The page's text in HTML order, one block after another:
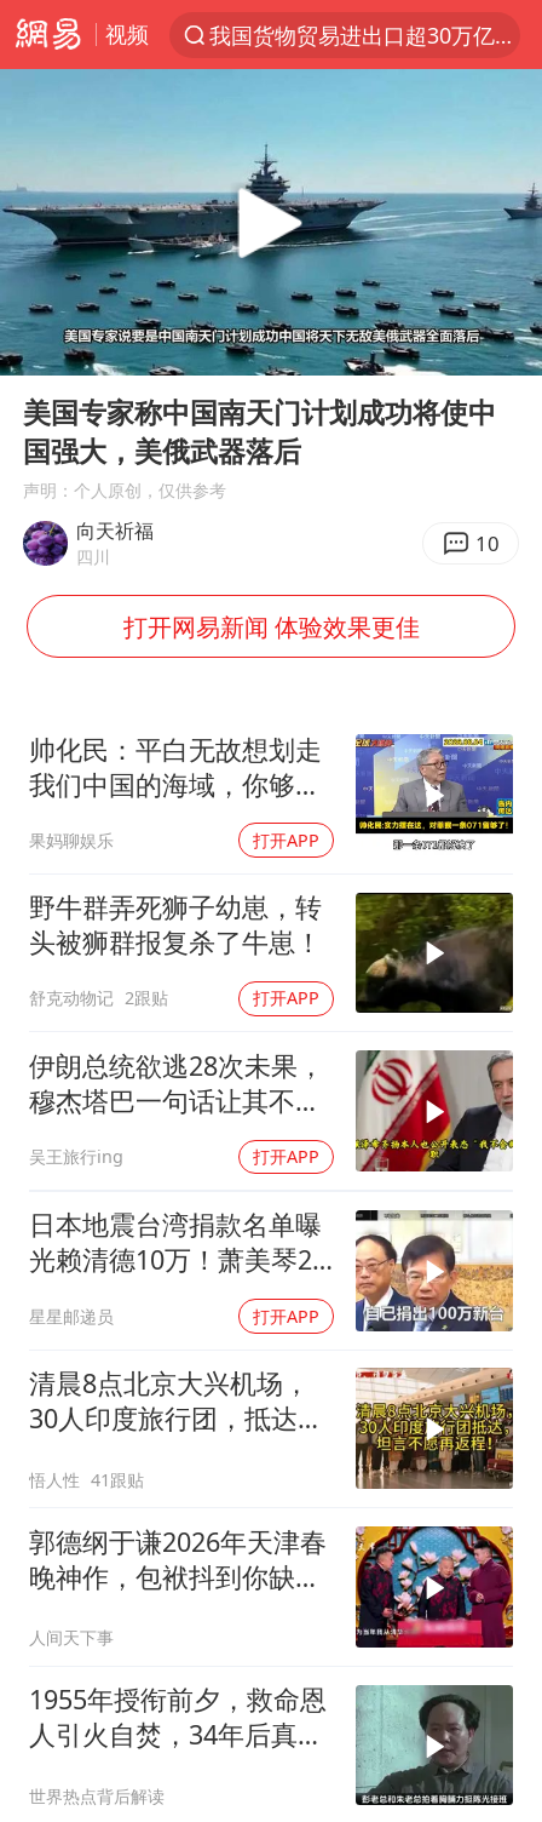
视频
我国货物贸易进出口超30万亿元
方程豹钛9新车申报
泰国枪击案凶手先杀祖父母后行凶
台风“白海豚”体型变大！环流面积接近13个浙江那么大
泰国校园枪击案死亡人数升至7人
河南回应带薪错峰休假通知引争议
国防部回应日本试射“战斧”导弹
四川宜宾市高县发生4.9级地震
“立秋的第一杯奶茶”又爆单了
中国仓储指数连续两月运行在扩张区间
陕西省委书记赶赴柞水县杏坪镇
女孩摆摊卖菌子时收到北大通知书
改名后的“青海拉面”店
东方之约 相约未来
Play
00:00 05:08
美国专家称中国南天门计划成功将使中
国强大，美俄武器落后
声明：个人原创，仅供参考
向天祈福
四川 10
打开网易新闻 体验效果更佳
帅化民：平白无故想划走
我们中国的海域，你够格
果妈聊娱乐 打开APP
野牛群弄死狮子幼崽，转
头被狮群报复杀了牛崽！
舒克动物记 2跟贴 打开APP
伊朗总统欲逃28次未果，
穆杰塔巴一句话让其不敢
吴王旅行ing 打开APP
日本地震台湾捐款名单曝
光赖清德10万！萧美琴20
星星邮递员 打开APP
清晨8点北京大兴机场，
30人印度旅行团，抵达，
悟人性 41跟贴
郭德纲于谦2026年天津春
晚神作，包袱抖到你缺氧
人间天下事
1955年授衔前夕，救命恩
人引火自焚，34年后真相
世界热点背后解读